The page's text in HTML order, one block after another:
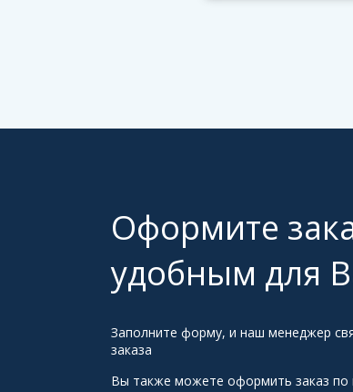
Оформите
удобным для
Заполните форму, и наш менеджер
заказа
Вы также можете оформить заказ